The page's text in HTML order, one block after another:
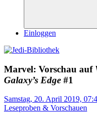
Einloggen
Marvel: Vorschau auf
Galaxy’s Edge #1
Samstag, 20. April 2019,
Leseproben & Vorschauen